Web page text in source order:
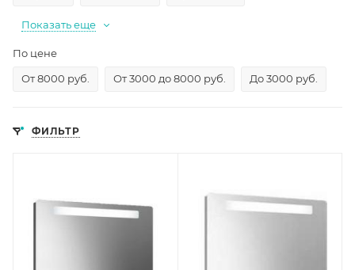
Показать еще
По цене
От 8000 руб.
От 3000 до 8000 руб. До 3000 руб.
ФИЛЬТР